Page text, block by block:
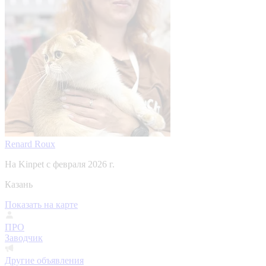
Renard Roux
На Kinpet c февраля 2026 г.
Казань
Показать на карте
ПРО
Заводчик
Другие объявления